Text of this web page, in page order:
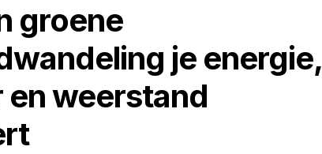
groene
je energie,
en weerstand